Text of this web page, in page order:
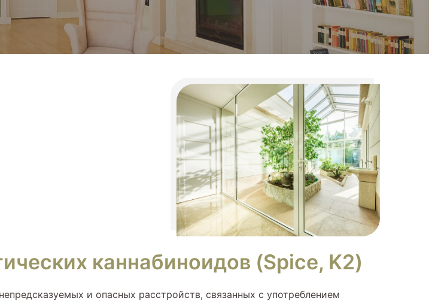
каннабиноидов (Spice, K2)
и опасных расстройств, связанных с употреблением